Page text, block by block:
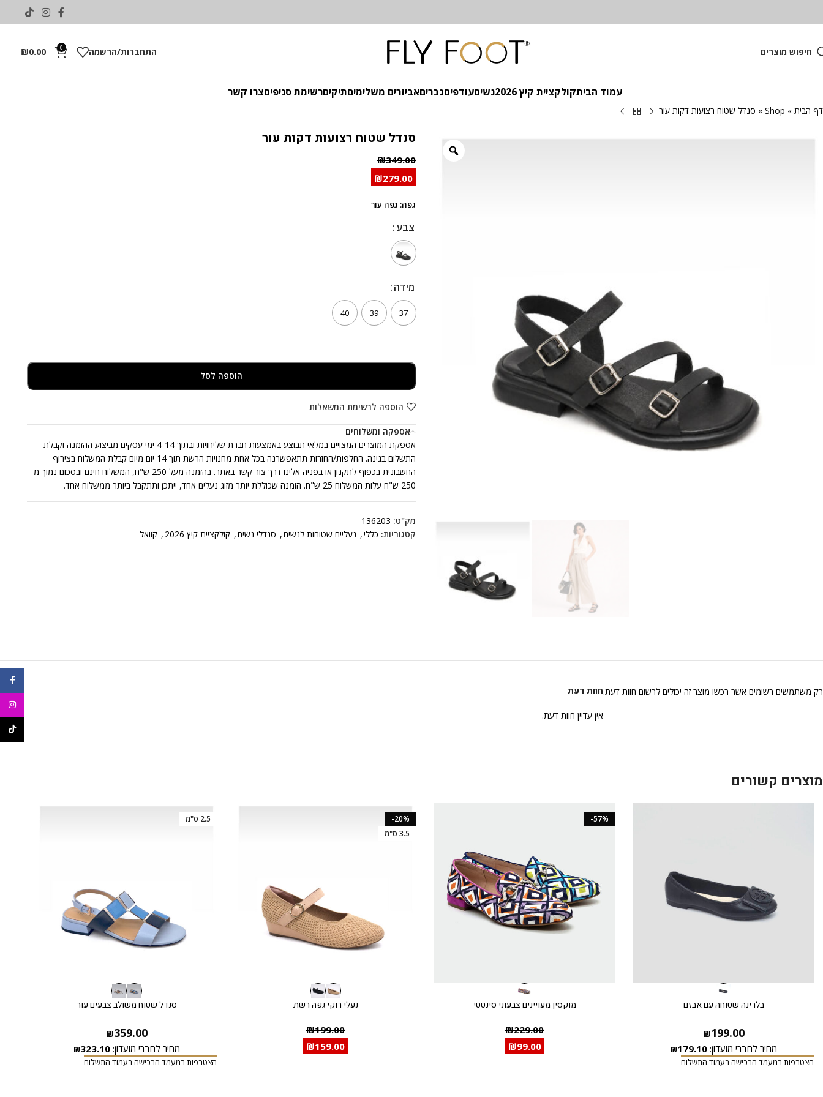
חיפוש מוצרים התחברות/הרשמה 0
₪0.00
עמוד הביתקולקציית קיץ 2026 נשיםעודפיםגבריםאביזרים משלימיםתיקיםרשימת סניפיםצרו קשר
דף הבית »
Shop
» סנדל שטוח רצועות דקות עור
סנדל שטוח רצועות דקות עור
₪349.00
₪279.00
גפה: גפה עור
צבע
צבע
מידה
מידה
37
39
40
הוספה לסל
הוספה לרשימת המשאלות
אספקה ומשלוחים
אספקת המוצרים המצויים במלאי תבוצע באמצעות חברת שליחויות ובתוך 4-14 ימי עסקים מביצוע ההזמנה וקבלת
התשלום בגינה. החלפות/החזרות תתאפשרנה בכל אחת מחנויות הרשת תוך 14 יום מיום קבלת המשלוח בצירוף
החשבונית בכפוף לתקנון או בפניה אלינו דרך צור קשר באתר. בהזמנה מעל 250 ש"ח, המשלוח חינם ובסכום נמוך מ
250 ש"ח עלות המשלוח 25 ש"ח. הזמנה שכוללת יותר מזוג נעלים אחד, ייתכן ותתקבל ביותר ממשלוח אחד.
מק"ט: 136203
קטגוריות: כללי, נעליים שטוחות לנשים, סנדלי נשים, קולקציית קיץ 2026 , קזואל
חוות דעת
אין עדיין חוות דעת.
רק משתמשים רשומים אשר רכשו מוצר זה יכולים לרשום חוות דעת.
מוצרים קשורים
בלרינה שטוחה עם אבזם
₪199.00
מחיר לחברי מועדון: ₪179.10
הצטרפות במעמד הרכישה בעמוד התשלום
-57%
מוקסין מעויינים צבעוני סינטטי
₪229.00
₪99.00
-20%
3.5 ס"מ
נעלי רוקי גפה רשת
₪199.00
₪159.00
2.5 ס"מ
סנדל שטוח משולב צבעים עור
₪359.00
מחיר לחברי מועדון: ₪323.10
הצטרפות במעמד הרכישה בעמוד התשלום